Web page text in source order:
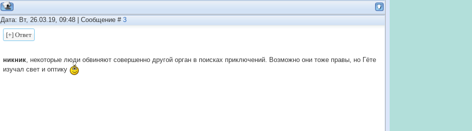
Дата: Вт, 26.03.19, 09:48 | Сообщение # 3
никник, некоторые люди обвиняют совершенно другой орган в поисках приключений. Возможно они тоже правы, но Гёте
изучал свет и оптику